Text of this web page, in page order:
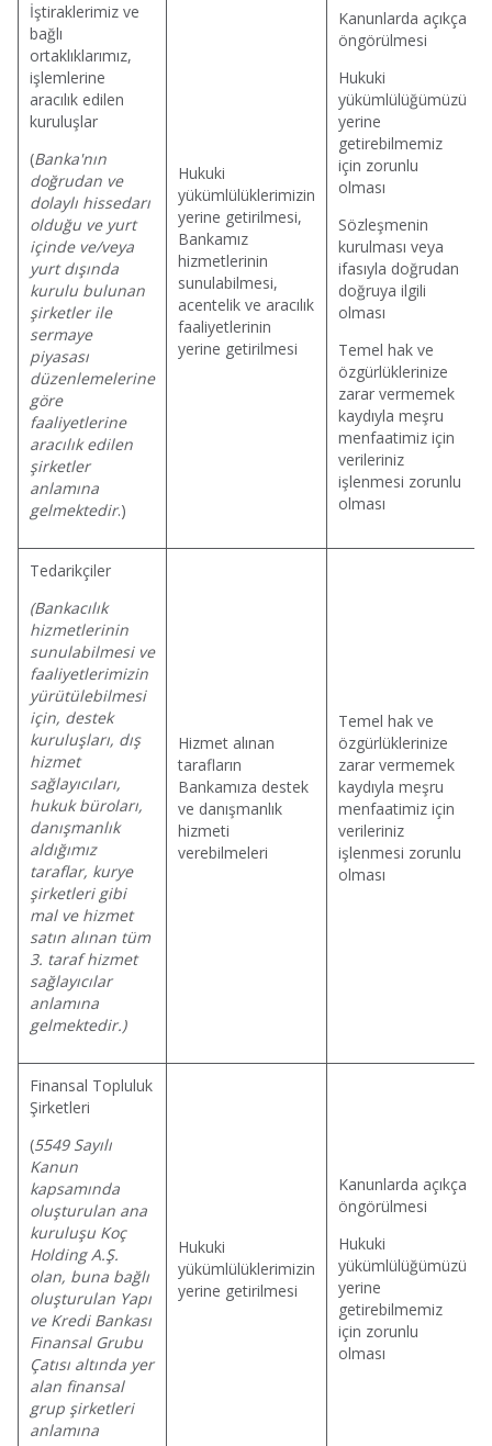
İştiraklerimiz ve
bağlı
ortaklıklarımız,
işlemlerine
aracılık edilen
kuruluşlar
(Banka'nın
doğrudan ve
dolaylı hissedarı
olduğu ve yurt
içinde ve/veya
yurt dışında
kurulu bulunan
şirketler ile
sermaye
piyasası
düzenlemelerine
göre
faaliyetlerine
aracılık edilen
şirketler
anlamına
gelmektedir.)
Hukuki
yükümlülüklerimizin
yerine getirilmesi,
Bankamız
hizmetlerinin
sunulabilmesi,
acentelik ve aracılık
faaliyetlerinin
yerine getirilmesi
Kanunlarda açıkça
öngörülmesi
Hukuki
yükümlülüğümüzü
yerine
getirebilmemiz
için zorunlu
olması
Sözleşmenin
kurulması veya
ifasıyla doğrudan
doğruya ilgili
olması
Temel hak ve
özgürlüklerinize
zarar vermemek
kaydıyla meşru
menfaatimiz için
verileriniz
işlenmesi zorunlu
olması
Tedarikçiler
(Bankacılık
hizmetlerinin
sunulabilmesi ve
faaliyetlerimizin
yürütülebilmesi
için, destek
kuruluşları, dış
hizmet
sağlayıcıları,
hukuk büroları,
danışmanlık
aldığımız
taraflar, kurye
şirketleri gibi
mal ve hizmet
satın alınan tüm
3. taraf hizmet
sağlayıcılar
anlamına
gelmektedir.)
Hizmet alınan
tarafların
Bankamıza destek
ve danışmanlık
hizmeti
verebilmeleri
Temel hak ve
özgürlüklerinize
zarar vermemek
kaydıyla meşru
menfaatimiz için
verileriniz
işlenmesi zorunlu
olması
Finansal Topluluk
Şirketleri
(5549 Sayılı
Kanun
kapsamında
oluşturulan ana
kuruluşu Koç
Holding A.Ş.
olan, buna bağlı
oluşturulan Yapı
ve Kredi Bankası
Finansal Grubu
Çatısı altında yer
alan finansal
grup şirketleri
anlamına
Hukuki
yükümlülüklerimizin
yerine getirilmesi
Kanunlarda açıkça
öngörülmesi
Hukuki
yükümlülüğümüzü
yerine
getirebilmemiz
için zorunlu
olması